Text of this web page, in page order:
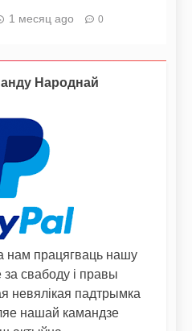
1 месяц ago 0
Народнай
нам працягваць нашу
свабоду і правы
невялікая падтрымка
нашай камандзе